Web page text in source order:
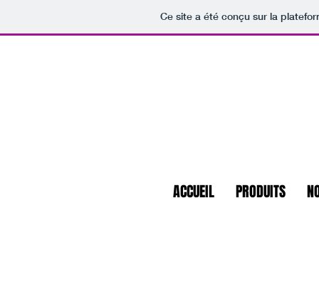
Ce site a été conçu sur la
ACCUEIL PRODUITS